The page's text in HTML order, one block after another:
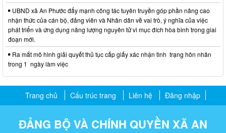
UBND xã An Phước đẩy mạnh công tác tuyên truyền góp phần nâng cao
nhận thức của cán bộ, đảng viên và Nhân dân về vai trò, ý nghĩa của việc
phát triển và ứng dụng năng lượng nguyên tử vì mục đích hòa bình trong giai
đoạn mới.
Ra mắt mô hình giải quyết thủ tục cấp giấy xác nhận tình trạng hôn nhân
trong 1 ngày làm việc
Trang chủ Cấu trúc trang Liên hệ Đăng nhập
ĐẢNG BỘ VÀ CHÍNH QUYỀN XÃ AN